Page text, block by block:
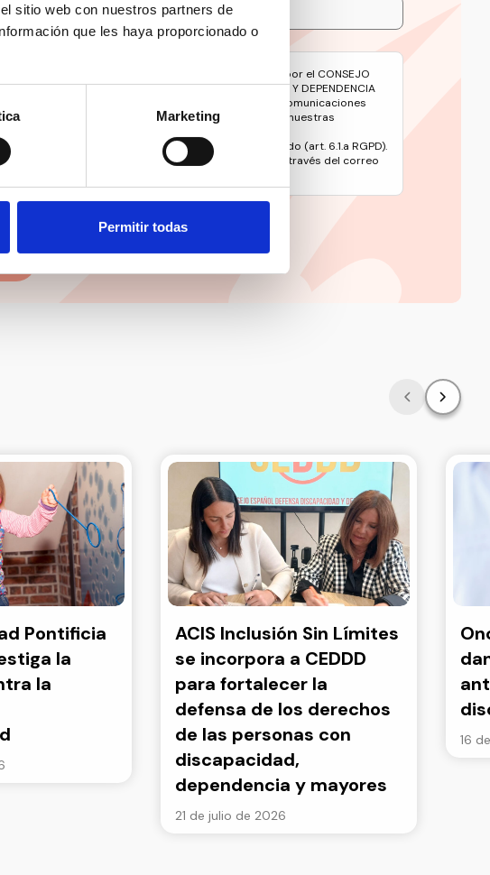
sitio web con nuestros partners de
que les haya proporcionado o
Marketing
Permitir todas
facilitados a través de este formulario serán tratados por el CONSEJO
LA DEFENSA DE LAS PERSONAS CON DISCAPACIDAD Y DEPENDENCIA
con la finalidad de gestionar su suscripción y remitirle comunicaciones
novedades, noticias y contenidos relacionados con nuestras
del tratamiento es el consentimiento del interesado (art. 6.1.a RGPD).
sus derechos en materia de protección de datos a través del correo
en nuestra Política de Privacidad.
Pontificia
la
la
ACIS Inclusión Sin Límites
se incorpora a CEDDD
para fortalecer la
defensa de los derechos
de las personas con
discapacidad,
dependencia y mayores
21 de julio de 2026
16